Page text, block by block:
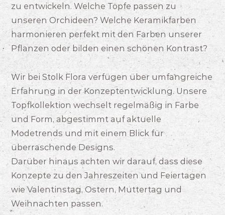
zu entwickeln. Welche Töpfe passen zu
unseren Orchideen? Welche Keramikfarben
harmonieren perfekt mit den Farben unserer
Pflanzen oder bilden einen schönen Kontrast?
Wir bei Stolk Flora verfügen über umfangreiche
Erfahrung in der Konzeptentwicklung. Unsere
Topfkollektion wechselt regelmäßig in Farbe
und Form, abgestimmt auf aktuelle
Modetrends und mit einem Blick für
überraschende Designs.
Darüber hinaus achten wir darauf, dass diese
Konzepte zu den Jahreszeiten und Feiertagen
wie Valentinstag, Ostern, Muttertag und
Weihnachten passen.